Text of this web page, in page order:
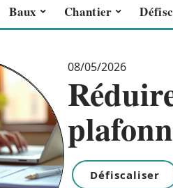
Baux Chantier
08/05/2026
Défiscaliser